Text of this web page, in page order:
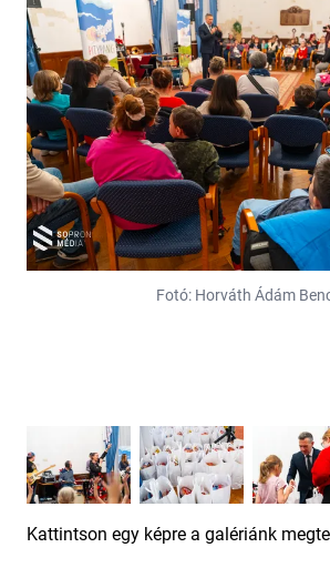
Fotó: Horváth Ádám
Kattintson egy képre a galériánk